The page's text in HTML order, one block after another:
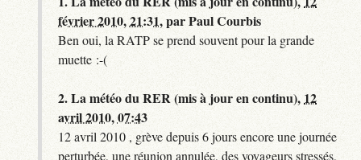
février 2010, 21:31,parPaul Courbis
Ben oui, la RATP se prend souvent pour la grande
muette :-(
2.La météo du RER (mis à jour en continu), 12
avril 2010, 07:43
12 avril 2010 , grève depuis 6 jours encore une journée
perturbée, une réunion annulée, des voyageurs stressés,